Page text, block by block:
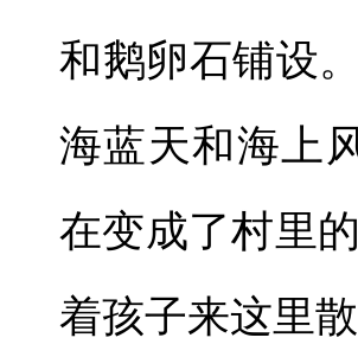
和鹅卵石铺设
海蓝天和海上
在变成了村里
着孩子来这里散